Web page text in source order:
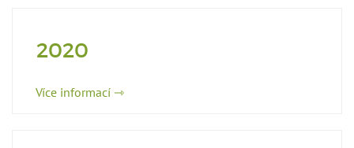
2020
Více informací ⇾